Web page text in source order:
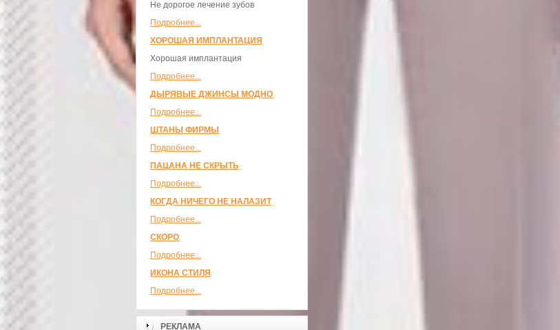
Не дорогое лечение зубов
Подробнее...
ХОРОШАЯ ИМПЛАНТАЦИЯ
Хорошая имплантация
Подробнее...
ДЫРЯВЫЕ ДЖИНСЫ МОДНО
Подробнее...
ШТАНЫ ФИРМЫ
Подробнее...
ПАЦАНА НЕ СКРЫТЬ
Подробнее...
КОГДА НИЧЕГО НЕ НАЛАЗИТ
Подробнее...
СКОРО
Подробнее...
ИКОНА СТИЛЯ
Подробнее...
РЕКЛАМА